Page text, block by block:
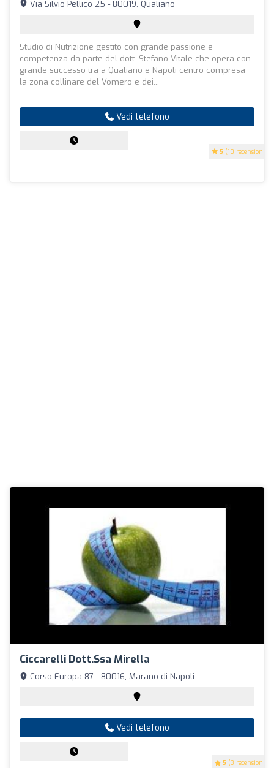
5 (10 recensioni)
Via Silvio Pellico 25 - 80019, Qualiano
Studio di Nutrizione gestito con grande passione e
competenza da parte del dott. Stefano Vitale che opera con
grande successo tra a Qualiano e Napoli centro compresa
la zona collinare del Vomero e dei...
Vedi telefono
Ciccarelli Dott.Ssa Mirella
5 (3 recensioni)
Corso Europa 87 - 80016, Marano di Napoli
Vedi telefono